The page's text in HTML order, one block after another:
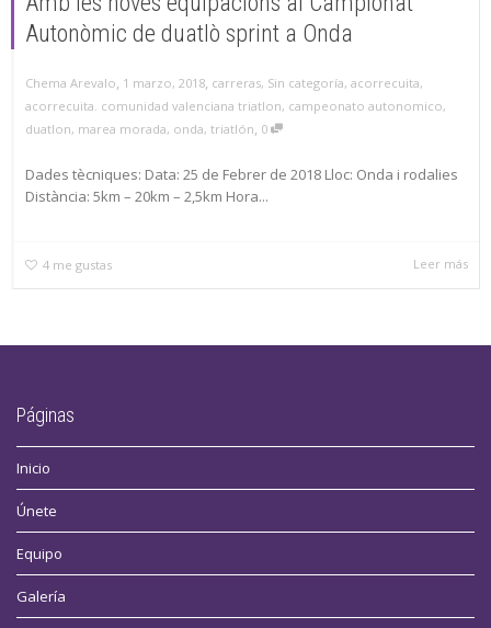
Autonòmic de duatlò sprint a Onda
Chema Arevalo, 1 marzo, 2018, carreras, Sin categoría, acorrecuita,
acorrecuita. comunidad valenciana triatlon, campeonato autonomico,
duatlon, marea morada, onda, triatlón, 0
Dades tècniques: Data: 25 de Febrer de 2018 Lloc: Onda i rodalies
Distància: 5km – 20km – 2,5km Hora...
4 me gustas Leer más
Páginas
Inicio
Únete
Equipo
Galería